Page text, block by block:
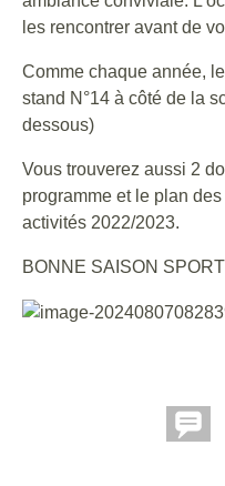
les rencontrer avant de
Comme chaque année,
stand N°14 à côté de la
dessous)
Vous trouverez aussi 2
programme et le plan
activités 2022/2023.
BONNE SAISON